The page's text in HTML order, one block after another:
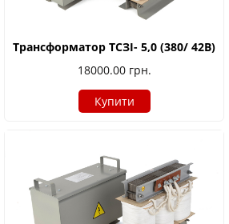
Трансформатор ТСЗІ- 5,0 (380/ 42В)
18000.00 грн.
Купити